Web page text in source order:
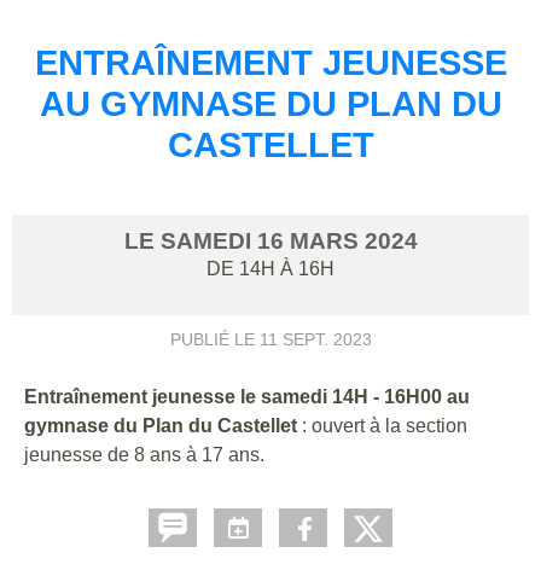
ENTRAÎNEMENT JEUNESSE
AU GYMNASE DU PLAN DU
CASTELLET
LE SAMEDI 16 MARS 2024
DE 14H À 16H
PUBLIÉ LE 11 SEPT. 2023
Entraînement jeunesse le samedi 14H - 16H00 au
gymnase du Plan du Castellet : ouvert à la section
jeunesse de 8 ans à 17 ans.